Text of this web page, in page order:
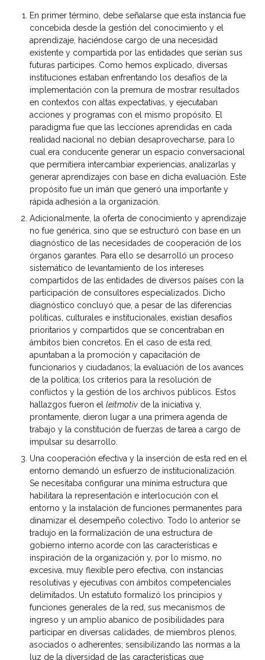
En primer término, debe señalarse que esta instancia fue
concebida desde la gestión del conocimiento y el
aprendizaje, haciéndose cargo de una necesidad
existente y compartida por las entidades que serían sus
futuras partícipes. Como hemos explicado, diversas
instituciones estaban enfrentando los desafíos de la
implementación con la premura de mostrar resultados
en contextos con altas expectativas, y ejecutaban
acciones y programas con el mismo propósito. El
paradigma fue que las lecciones aprendidas en cada
realidad nacional no debían desaprovecharse, para lo
cual era conducente generar un espacio conversacional
que permitiera intercambiar experiencias, analizarlas y
generar aprendizajes con base en dicha evaluación. Este
propósito fue un imán que generó una importante y
rápida adhesión a la organización.
Adicionalmente, la oferta de conocimiento y aprendizaje
no fue genérica, sino que se estructuró con base en un
diagnóstico de las necesidades de cooperación de los
órganos garantes. Para ello se desarrolló un proceso
sistemático de levantamiento de los intereses
compartidos de las entidades de diversos países con la
participación de consultores especializados. Dicho
diagnóstico concluyó que, a pesar de las diferencias
políticas, culturales e institucionales, existían desafíos
prioritarios y compartidos que se concentraban en
ámbitos bien concretos. En el caso de esta red,
apuntaban a la promoción y capacitación de
funcionarios y ciudadanos; la evaluación de los avances
de la política; los criterios para la resolución de
conflictos y la gestión de los archivos públicos. Estos
hallazgos fueron el leitmotiv de la iniciativa y,
prontamente, dieron lugar a una primera agenda de
trabajo y la constitución de fuerzas de tarea a cargo de
impulsar su desarrollo.
Una cooperación efectiva y la inserción de esta red en el
entorno demandó un esfuerzo de institucionalización.
Se necesitaba configurar una mínima estructura que
habilitara la representación e interlocución con el
entorno y la instalación de funciones permanentes para
dinamizar el desempeño colectivo. Todo lo anterior se
tradujo en la formalización de una estructura de
gobierno interno acorde con las características e
inspiración de la organización y, por lo mismo, no
excesiva, muy flexible pero efectiva, con instancias
resolutivas y ejecutivas con ámbitos competenciales
delimitados. Un estatuto formalizó los principios y
funciones generales de la red, sus mecanismos de
ingreso y un amplio abanico de posibilidades para
participar en diversas calidades, de miembros plenos,
asociados o adherentes; sensibilizando las normas a la
luz de la diversidad de las características que